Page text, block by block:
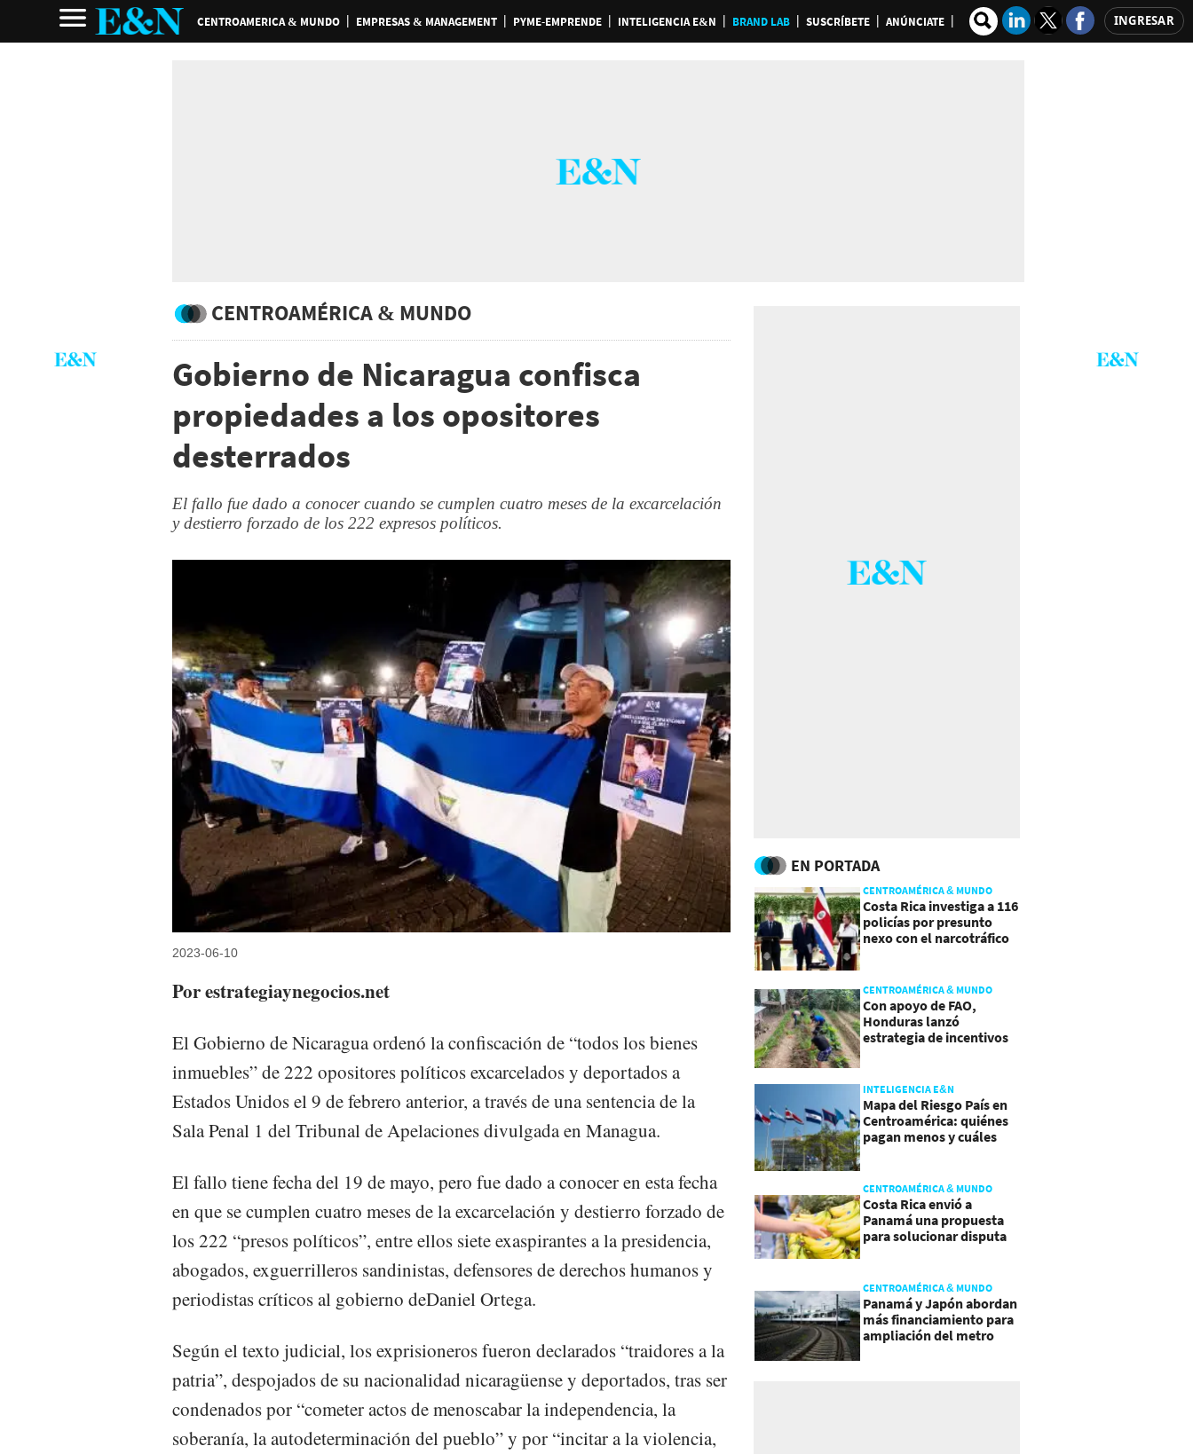
CENTROAMERICA & MUNDO EMPRESAS & MANAGEMENT PYME-EMPRENDE INTELIGENCIA E&N BRAND LAB SUSCRÍBETE ANÚNCIATE INGRESAR
CENTROAMÉRICA & MUNDO
Gobierno de Nicaragua confisca
propiedades a los opositores
desterrados
El fallo fue dado a conocer cuando se cumplen cuatro meses de la excarcelación
y destierro forzado de los 222 expresos políticos.
2023-06-10
Por estrategiaynegocios.net
El Gobierno de Nicaragua ordenó la confiscación de “todos los bienes
inmuebles” de 222 opositores políticos excarcelados y deportados a
Estados Unidos el 9 de febrero anterior, a través de una sentencia de la
Sala Penal 1 del Tribunal de Apelaciones divulgada en Managua.
El fallo tiene fecha del 19 de mayo, pero fue dado a conocer en esta fecha
en que se cumplen cuatro meses de la excarcelación y destierro forzado de
los 222 “presos políticos”, entre ellos siete exaspirantes a la presidencia,
abogados, exguerrilleros sandinistas, defensores de derechos humanos y
periodistas críticos al gobierno deDaniel Ortega.
Según el texto judicial, los exprisioneros fueron declarados “traidores a la
patria”, despojados de su nacionalidad nicaragüense y deportados, tras ser
condenados por “cometer actos de menoscabar la independencia, la
soberanía, la autodeterminación del pueblo” y por “incitar a la violencia,
EN PORTADA
CENTROAMÉRICA & MUNDO
Costa Rica investiga a 116
policías por presunto
nexo con el narcotráfico
CENTROAMÉRICA & MUNDO
Con apoyo de FAO,
Honduras lanzó
estrategia de incentivos
INTELIGENCIA E&N
Mapa del Riesgo País en
Centroamérica: quiénes
pagan menos y cuáles
CENTROAMÉRICA & MUNDO
Costa Rica envió a
Panamá una propuesta
para solucionar disputa
CENTROAMÉRICA & MUNDO
Panamá y Japón abordan
más financiamiento para
ampliación del metro